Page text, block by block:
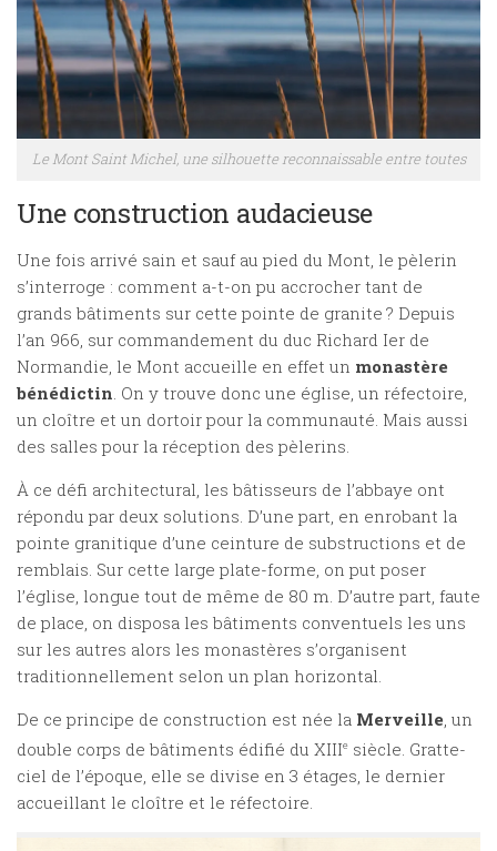
Le Mont Saint Michel, une silhouette reconnaissable entre toutes
Une construction audacieuse
Une fois arrivé sain et sauf au pied du Mont, le pèlerin
s’interroge : comment a-t-on pu accrocher tant de
grands bâtiments sur cette pointe de granite ? Depuis
l’an 966, sur commandement du duc Richard Ier de
Normandie, le Mont accueille en effet un monastère
bénédictin. On y trouve donc une église, un réfectoire,
un cloître et un dortoir pour la communauté. Mais aussi
des salles pour la réception des pèlerins.
À ce défi architectural, les bâtisseurs de l’abbaye ont
répondu par deux solutions. D’une part, en enrobant la
pointe granitique d’une ceinture de substructions et de
remblais. Sur cette large plate-forme, on put poser
l’église, longue tout de même de 80 m. D’autre part, faute
de place, on disposa les bâtiments conventuels les uns
sur les autres alors les monastères s’organisent
traditionnellement selon un plan horizontal.
De ce principe de construction est née la Merveille, un
double corps de bâtiments édifié du XIIIe siècle. Gratte-
ciel de l’époque, elle se divise en 3 étages, le dernier
accueillant le cloître et le réfectoire.